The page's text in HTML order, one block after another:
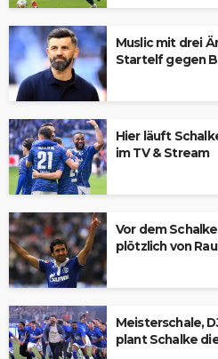
Muslic mit drei
Startelf gegen
Hier läuft
im TV & Stream
Vor dem
plötzlich von Raul
Meisterschale,
plant Schalke